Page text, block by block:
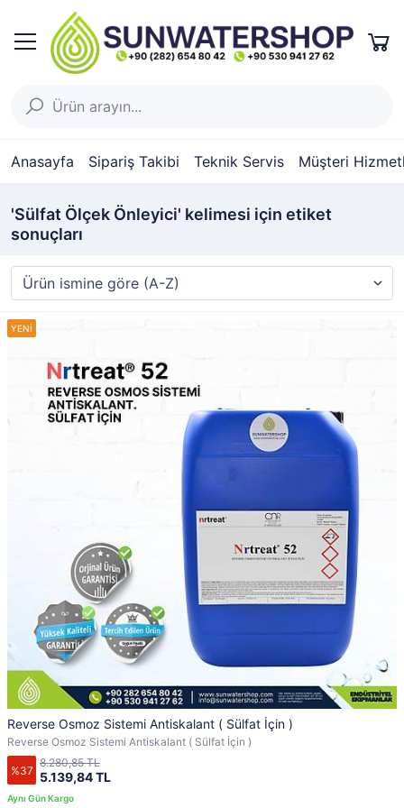
Anasayfa Sipariş Takibi Teknik Servis Müşteri
'Sülfat Ölçek Önleyici' kelimesi için etiket
sonuçları
Reverse Osmoz Sistemi Antiskalant ( Sülfat İçin )
Reverse Osmoz Sistemi Antiskalant ( Sülfat İçin )
%37 5.139,84 TL
8.280,85 TL